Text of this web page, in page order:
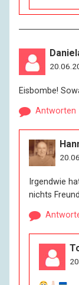
Eisbombe!
Antworten
Irgendwie
nichts